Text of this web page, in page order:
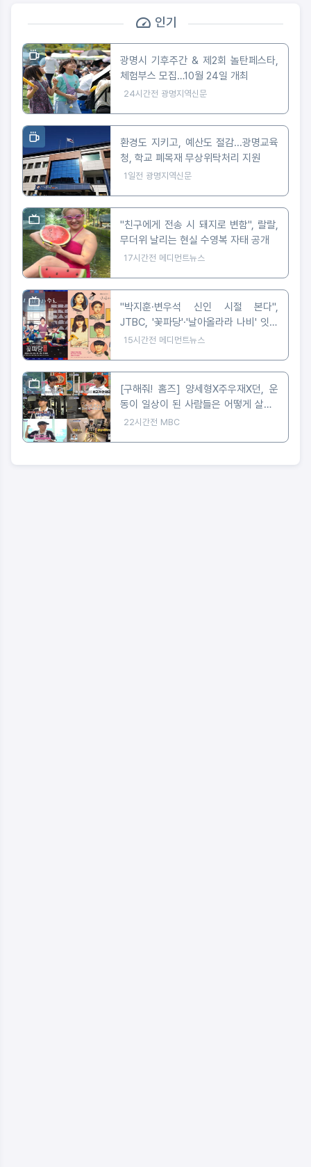
인기
광명시 기후주간 & 제2회 놀탄페스타,
체험부스 모집…10월 24일 개최
24시간전 광명지역신문
환경도 지키고, 예산도 절감...광명교육
청, 학교 폐목재 무상위탁처리 지원
1일전 광명지역신문
"친구에게 전송 시 돼지로 변함", 랄랄,
무더위 날리는 현실 수영복 자태 공개
17시간전 메디먼트뉴스
"박지훈·변우석 신인 시절 본다",
JTBC, '꽃파당'·'날아올라라 나비' 잇따
라 편성
15시간전 메디먼트뉴스
[구해줘! 홈즈] 양세형X주우재X던, 운
동이 일상이 된 사람들은 어떻게 살까?
'운동세권' 임장 특집!
22시간전 MBC